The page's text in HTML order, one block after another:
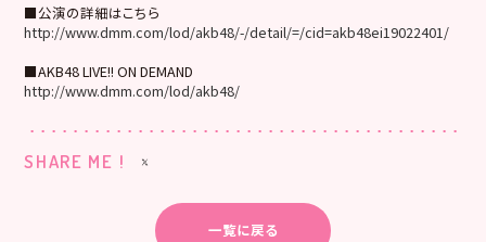
■公演の詳細はこちら
http://www.dmm.com/lod/akb48/-/detail/=/cid=akb48ei19022401/
■AKB48 LIVE!! ON DEMAND
http://www.dmm.com/lod/akb48/
SHARE ME !
一覧に戻る